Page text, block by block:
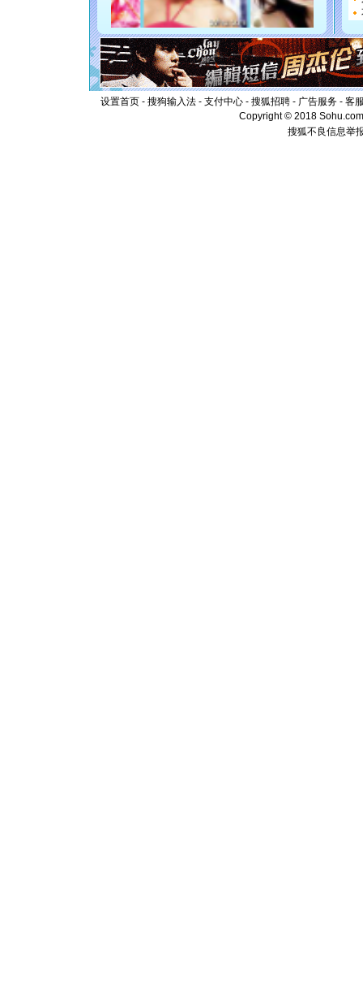
断电。
你是我
[元旦]如
起；二是
离。水晶
[元旦]当
泣，这痛
卖了。水
[春节]风
颜！冬去
设置首页 - 搜狗输入法 - 支付中心 - 搜狐招聘 - 广告服务 - 客
Copyright © 2018
搜狐不良信息举